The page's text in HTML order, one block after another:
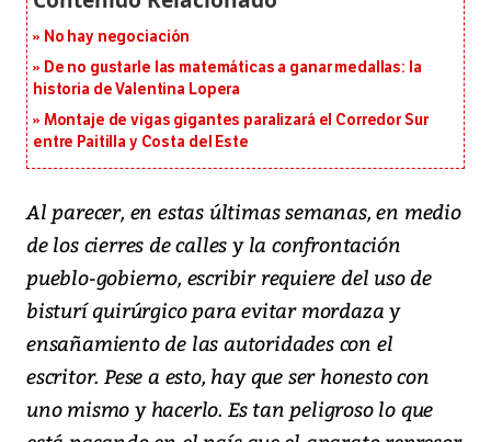
No hay negociación
De no gustarle las matemáticas a ganar medallas: la
historia de Valentina Lopera
Montaje de vigas gigantes paralizará el Corredor Sur
entre Paitilla y Costa del Este
Al parecer, en estas últimas semanas, en medio
de los cierres de calles y la confrontación
pueblo-gobierno, escribir requiere del uso de
bisturí quirúrgico para evitar mordaza y
ensañamiento de las autoridades con el
escritor. Pese a esto, hay que ser honesto con
uno mismo y hacerlo. Es tan peligroso lo que